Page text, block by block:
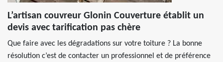
L’artisan couvreur Glonin Couverture établit un
devis avec tarification pas chère
Que faire avec les dégradations sur votre toiture ? La bonne
résolution c’est de contacter un professionnel et de préférence